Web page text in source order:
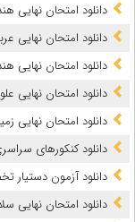
دانلود امتحان نهایی هندسه 2 پایه یازدهم تیر
دانلود امتحان نهایی عربی 3 پایه دوازدهم تیر 1405
دانلود امتحان نهایی هندسه 3 پایه دوازدهم
دانلود امتحان نهایی علوم و فنون
دانلود امتحان نهایی
دانلود کنکورهای سراسری
دانلود آزمون دستیار تخصصی
دانلود امتحان نهایی